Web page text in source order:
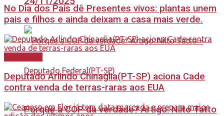
Porque a COP da verdade? Artigo: Nilto Tatto
No Dia dos Pais dê Presentes vivos: plantas unem
pais e filhos e ainda deixam a casa mais verde.
Deputado Arlindo Chinaglia(PT-SP) aciona Cade
contra venda de terras-raras aos EUA